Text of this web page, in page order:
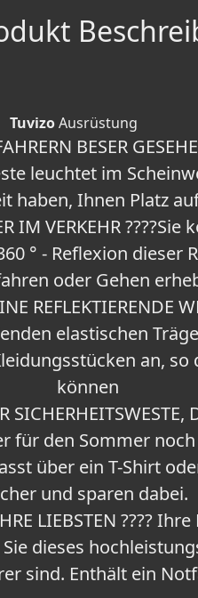
TuvizoAusrüstung
BESER
leuchtet im
haben, Ihnen Platz
IM VERKEHR
° - Reflexion dieser
oder Gehen
REFLEKTIERENDE
elastischen
an, so
können
SICHERHEITSWESTE,
für den Sommer
über ein T-Shirt
und sparen dabei.
LIEBSTEN ????
dieses
sind. Enthält ein